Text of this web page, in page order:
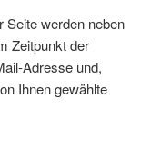
Seite werden neben
Zeitpunkt der
Adresse und,
Ihnen gewählte